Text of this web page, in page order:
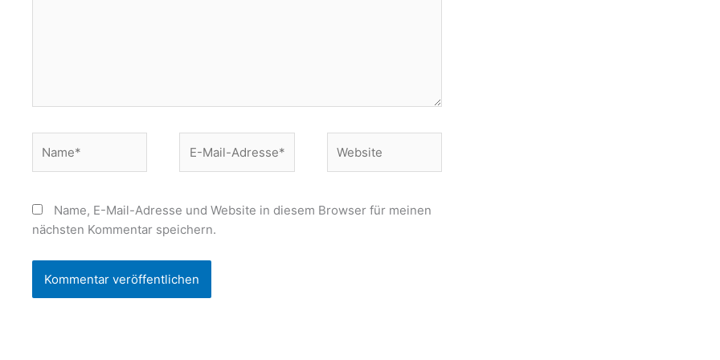
Mail-
Name, E-Mail-Adresse und Website in diesem Browser für meinen
nächsten Kommentar speichern.